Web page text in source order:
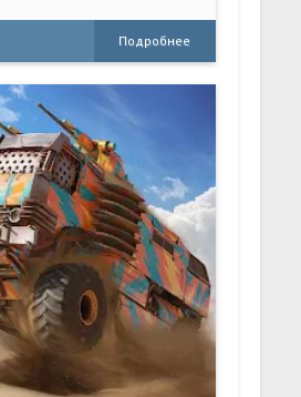
Подробнее